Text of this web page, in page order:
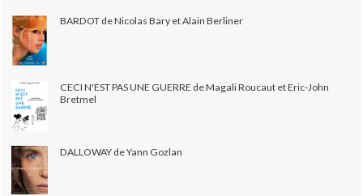
BARDOT de Nicolas Bary et Alain Berliner
CECI N'EST PAS UNE GUERRE de Magali Roucaut et Eric-John
Bretmel
DALLOWAY de Yann Gozlan